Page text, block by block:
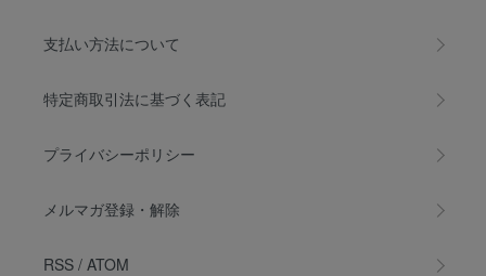
支払い方法について
特定商取引法に基づく表記
プライバシーポリシー
メルマガ登録・解除
RSS / ATOM